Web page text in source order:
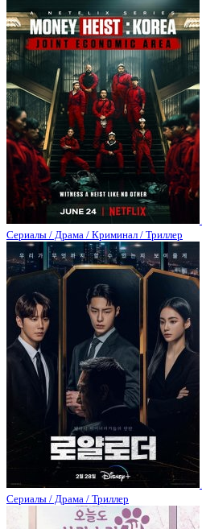
Сериалы / Драма / Криминал / Триллер
Сериалы / Драма / Триллер